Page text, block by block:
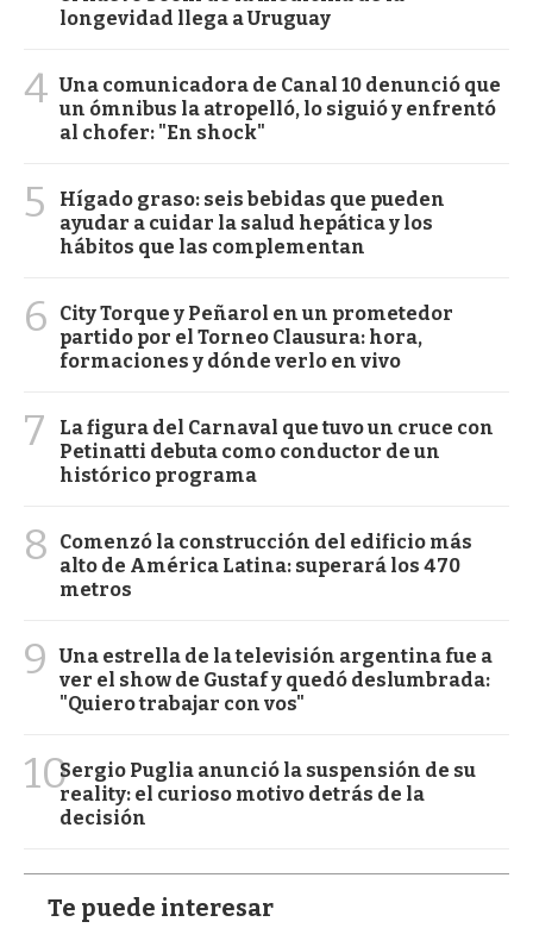
longevidad llega a Uruguay
4 Una comunicadora de Canal 10 denunció que
un ómnibus la atropelló, lo siguió y enfrentó
al chofer: "En shock"
5
Hígado graso: seis bebidas que pueden
ayudar a cuidar la salud hepática y los
hábitos que las complementan
6
City Torque y Peñarol en un prometedor
partido por el Torneo Clausura: hora,
formaciones y dónde verlo en vivo
7
La figura del Carnaval que tuvo un cruce con
Petinatti debuta como conductor de un
histórico programa
8
Comenzó la construcción del edificio más
alto de América Latina: superará los 470
metros
9
Una estrella de la televisión argentina fue a
ver el show de Gustaf y quedó deslumbrada:
"Quiero trabajar con vos"
10Sergio Puglia anunció la suspensión de su
reality: el curioso motivo detrás de la
decisión
Te puede interesar